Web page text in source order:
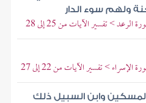
ولهم سوء الدار
> تفسير الآيات من 25 إلى 28
> تفسير الآيات من 22 إلى 27
وابن السبيل ذلك